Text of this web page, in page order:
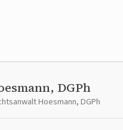
DGPh
Hoesmann, DGPh